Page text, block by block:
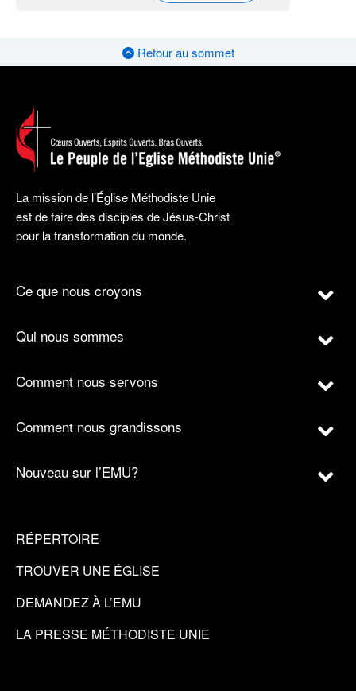
Retour au sommet
La mission de l’Église Méthodiste Unie
est de faire des disciples de Jésus-Christ
pour la transformation du monde.
Ce que nous croyons
Qui nous sommes
Comment nous servons
Comment nous grandissons
Nouveau sur l’EMU?
RÉPERTOIRE
TROUVER UNE ÉGLISE
DEMANDEZ À L’EMU
LA PRESSE MÉTHODISTE UNIE